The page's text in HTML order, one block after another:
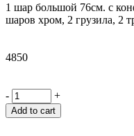
1 шар большой 76см. с
шаров хром, 2 грузила, 2
4850
- +
Add to cart